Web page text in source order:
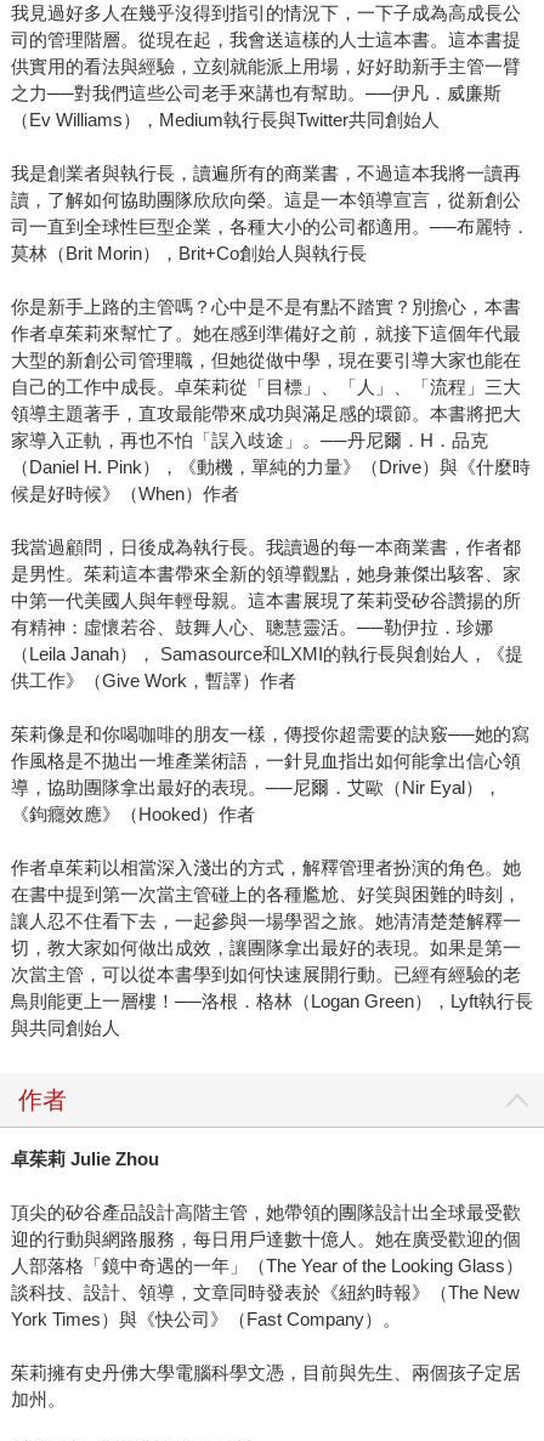
我見過好多人在幾乎沒得到指引的情況下，一下子成為高成長公
司的管理階層。從現在起，我會送這樣的人士這本書。這本書提
供實用的看法與經驗，立刻就能派上用場，好好助新手主管一臂
之力──對我們這些公司老手來講也有幫助。──伊凡．威廉斯
（Ev Williams），Medium執行長與Twitter共同創始人
我是創業者與執行長，讀遍所有的商業書，不過這本我將一讀再
讀，了解如何協助團隊欣欣向榮。這是一本領導宣言，從新創公
司一直到全球性巨型企業，各種大小的公司都適用。──布麗特．
莫林（Brit Morin），Brit+Co創始人與執行長
你是新手上路的主管嗎？心中是不是有點不踏實？別擔心，本書
作者卓茱莉來幫忙了。她在感到準備好之前，就接下這個年代最
大型的新創公司管理職，但她從做中學，現在要引導大家也能在
自己的工作中成長。卓茱莉從「目標」、「人」、「流程」三大
領導主題著手，直攻最能帶來成功與滿足感的環節。本書將把大
家導入正軌，再也不怕「誤入歧途」。──丹尼爾．H．品克
（Daniel H. Pink），《動機，單純的力量》（Drive）與《什麼時
候是好時候》（When）作者
我當過顧問，日後成為執行長。我讀過的每一本商業書，作者都
是男性。茱莉這本書帶來全新的領導觀點，她身兼傑出駭客、家
中第一代美國人與年輕母親。這本書展現了茱莉受矽谷讚揚的所
有精神：虛懷若谷、鼓舞人心、聰慧靈活。──勒伊拉．珍娜
（Leila Janah）， Samasource和LXMI的執行長與創始人，《提
供工作》（Give Work，暫譯）作者
茱莉像是和你喝咖啡的朋友一樣，傳授你超需要的訣竅──她的寫
作風格是不拋出一堆產業術語，一針見血指出如何能拿出信心領
導，協助團隊拿出最好的表現。──尼爾．艾歐（Nir Eyal），
《鉤癮效應》（Hooked）作者
作者卓茱莉以相當深入淺出的方式，解釋管理者扮演的角色。她
在書中提到第一次當主管碰上的各種尷尬、好笑與困難的時刻，
讓人忍不住看下去，一起參與一場學習之旅。她清清楚楚解釋一
切，教大家如何做出成效，讓團隊拿出最好的表現。如果是第一
次當主管，可以從本書學到如何快速展開行動。已經有經驗的老
鳥則能更上一層樓！──洛根．格林（Logan Green），Lyft執行長
與共同創始人
作者
卓茱莉Julie Zhou
頂尖的矽谷產品設計高階主管，她帶領的團隊設計出全球最受歡
迎的行動與網路服務，每日用戶達數十億人。她在廣受歡迎的個
人部落格「鏡中奇遇的一年」（The Year of the Looking Glass）
談科技、設計、領導，文章同時發表於《紐約時報》（The New
York Times）與《快公司》（Fast Company）。
茱莉擁有史丹佛大學電腦科學文憑，目前與先生、兩個孩子定居
加州。